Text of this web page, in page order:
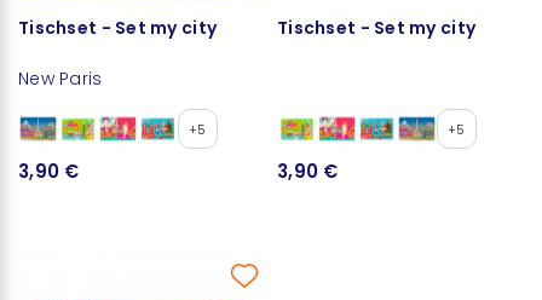
Tischset - Set my city
New Paris
+5
3,90 €
Tischset - Set my city
+5
3,90 €